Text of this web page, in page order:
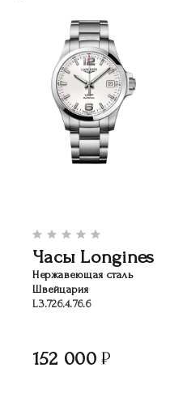
Часы Longines
Нержавеющая сталь
Швейцария
L3.726.4.76.6
152 000